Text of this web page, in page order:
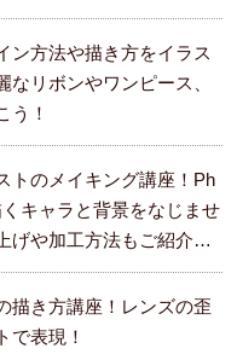
ン方法や描き方をイラス
なリボンやワンピース、
う！
トのメイキング講座！Ph
キャラと背景をなじませ
げや加工方法もご紹介し
描き方講座！レンズの歪
で表現！